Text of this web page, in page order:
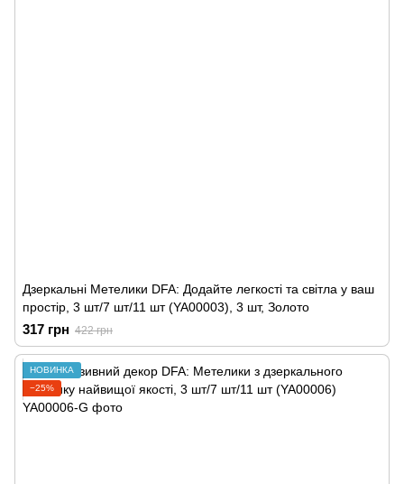
Дзеркальні Метелики DFA: Додайте легкості та світла у ваш
простір, 3 шт/7 шт/11 шт (YA00003), 3 шт, Золото
317 грн 422 грн
НОВИНКА
−25%